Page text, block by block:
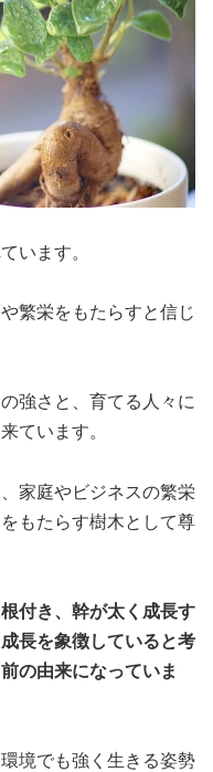
います。
繁栄をもたらすと信じ
強さと、育てる人々に
ています。
家庭やビジネスの繁栄
もたらす樹木として尊
付き、幹が太く成長す
長を象徴していると考
の由来になっていま
境でも強く生きる姿勢